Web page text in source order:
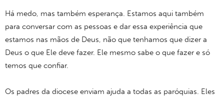
Há medo, mas também esperança. Estamos aqui também
para conversar com as pessoas e dar essa experiência que
estamos nas mãos de Deus, não que tenhamos que dizer a
Deus o que Ele deve fazer. Ele mesmo sabe o que fazer e só
temos que confiar.
Os padres da diocese enviam ajuda a todas as paróquias. Eles